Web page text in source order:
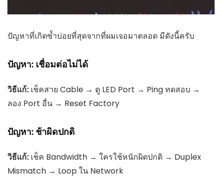
ปัญหาที่เกิดซ้ำบ่อยที่สุดจากที่ผมเจอมาตลอด มีดังนี้ครับ
ปัญหา: เชื่อมต่อไม่ได้
วิธีแก้: เช็คสาย Cable → ดู LED Port → Ping ทดสอบ →
ลอง Port อื่น → Reset Factory
ปัญหา: ช้าผิดปกติ
วิธีแก้: เช็ค Bandwidth → ใครใช้หนักผิดปกติ → Duplex
Mismatch → Loop ใน Network